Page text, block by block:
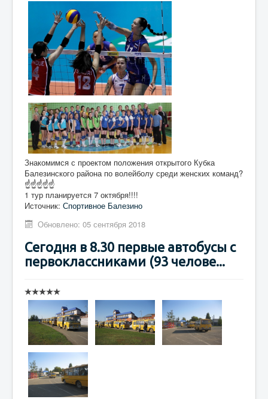
Знакомимся с проектом положения открытого Кубка
Балезинского района по волейболу среди женских команд?
☝☝☝☝☝
1 тур планируется 7 октября!!!!
Источник: Спортивное Балезино
Обновлено: 05 сентября 2018
Сегодня в 8.30 первые автобусы с
первоклассниками (93 челове...